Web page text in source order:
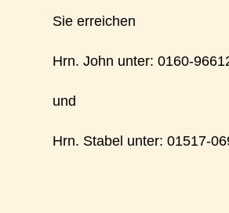
Sie erreichen
Hrn. John unter: 0160-
und
Hrn. Stabel unter: 01517-